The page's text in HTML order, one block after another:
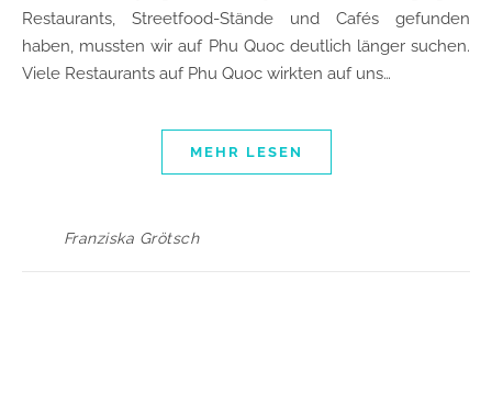
Restaurants, Streetfood-Stände und Cafés gefunden
haben, mussten wir auf Phu Quoc deutlich länger suchen.
Viele Restaurants auf Phu Quoc wirkten auf uns…
MEHR LESEN
Franziska Grötsch